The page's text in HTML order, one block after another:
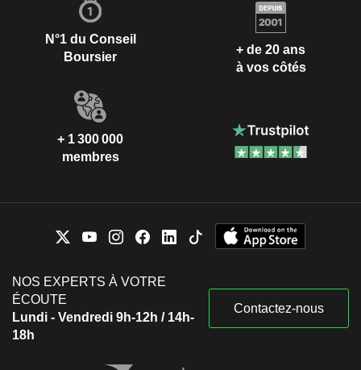
N°1 du Conseil
Boursier
+ de 20 ans
à vos côtés
+ 1 300 000
membres
NOS EXPERTS À VOTRE
ÉCOUTE
Lundi - Vendredi 9h-12h / 14h-
18h
Contactez-nous